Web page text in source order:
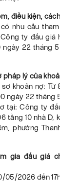
điều kiện,
nhu cầu
ty đấu giá
ngày 22 tháng
pháp lý của
khoản nợ: Từ
ngày 22 tháng
tại: Công ty
tầng 10 nhà D,
phường
gia đấu giá
05/2026 đến